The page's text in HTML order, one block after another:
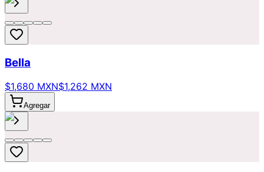
Bella
$1,680 MXN$1,262 MXN
Agregar